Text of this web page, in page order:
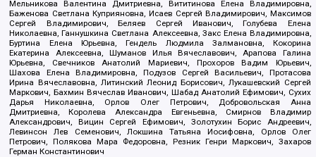
Мельникова Валентина Дмитриевна, Вититинова Елена Владимировна,
Баженова Светлана Куприяновна, Исаев Сергей Владимирович, Максимов
Сергей Владимирович, Беляев Сергей Иванович, Голубева Елена
Николаевна, Ганнушкина Светлана Алексеевна, Закс Елена Владимировна,
Буртина Елена Юрьевна, Гендель Людмила Залмановна, Кокорина
Екатерина Алексеевна, Шуманов Илья Вячеславович, Арапова Галина
Юрьевна, Свечников Анатолий Мариевич, Прохоров Вадим Юрьевич,
Шахова Елена Владимировна, Подузов Сергей Васильевич, Протасова
Ирина Вячеславовна, Литинский Леонид Борисович, Лукашевский Сергей
Маркович, Бахмин Вячеслав Иванович, Шабад Анатолий Ефимович, Сухих
Дарья Николаевна, Орлов Олег Петрович, Добровольская Анна
Дмитриевна, Королева Александра Евгеньевна, Смирнов Владимир
Александрович, Вицин Сергей Ефимович, Золотухин Борис Андреевич,
Левинсон Лев Семенович, Локшина Татьяна Иосифовна, Орлов Олег
Петрович, Полякова Мара Федоровна, Резник Генри Маркович, Захаров
Герман Константинович